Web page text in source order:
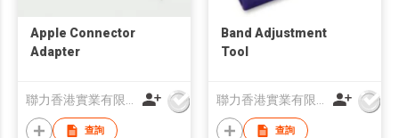
Apple Connector
Adapter
查詢
Band Adjustment
Tool
查詢